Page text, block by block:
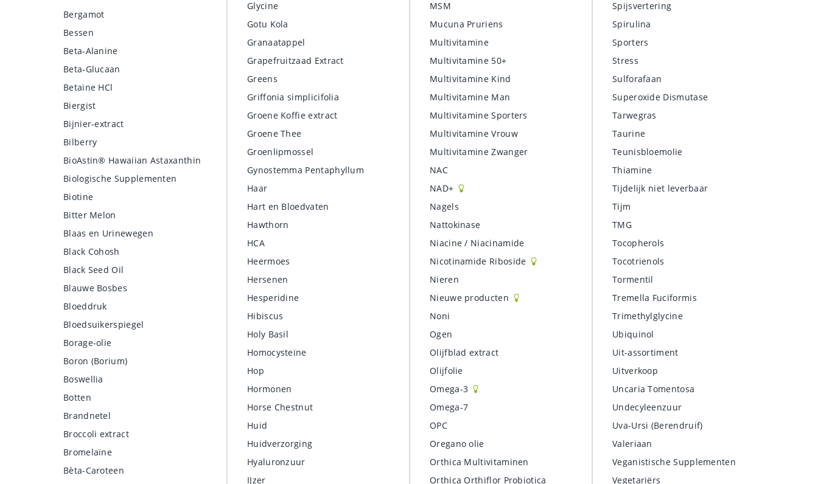
Bergamot
Bessen
Beta-Alanine
Beta-Glucaan
Betaïne HCl
Biergist
Bijnier-extract
Bilberry
BioAstin® Hawaiian Astaxanthin
Biologische Supplementen
Biotine
Bitter Melon
Blaas en Urinewegen
Black Cohosh
Black Seed Oil
Blauwe Bosbes
Bloeddruk
Bloedsuikerspiegel
Borage-olie
Boron (Borium)
Boswellia
Botten
Brandnetel
Broccoli extract
Bromelaïne
Bèta-Caroteen
Glycine
Gotu Kola
Granaatappel
Grapefruitzaad Extract
Greens
Griffonia simplicifolia
Groene Koffie extract
Groene Thee
Groenlipmossel
Gynostemma Pentaphyllum
Haar
Hart en Bloedvaten
Hawthorn
HCA
Heermoes
Hersenen
Hesperidine
Hibiscus
Holy Basil
Homocysteïne
Hop
Hormonen
Horse Chestnut
Huid
Huidverzorging
Hyaluronzuur
IJzer
MSM
Mucuna Pruriens
Multivitamine
Multivitamine 50+
Multivitamine Kind
Multivitamine Man
Multivitamine Sporters
Multivitamine Vrouw
Multivitamine Zwanger
NAC
NAD+
Nagels
Nattokinase
Niacine / Niacinamide
Nicotinamide Riboside
Nieren
Nieuwe producten
Noni
Ogen
Olijfblad extract
Olijfolie
Omega-3
Omega-7
OPC
Oregano olie
Orthica Multivitaminen
Orthica Orthiflor Probiotica
Spijsvertering
Spirulina
Sporters
Stress
Sulforafaan
Superoxide Dismutase
Tarwegras
Taurine
Teunisbloemolie
Thiamine
Tijdelijk niet leverbaar
Tijm
TMG
Tocopherols
Tocotrienols
Tormentil
Tremella Fuciformis
Trimethylglycine
Ubiquinol
Uit-assortiment
Uitverkoop
Uncaria Tomentosa
Undecyleenzuur
Uva-Ursi (Berendruif)
Valeriaan
Veganistische Supplementen
Vegetariërs